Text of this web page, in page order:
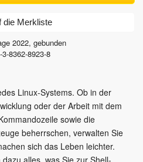
die Merkliste
2022, gebunden
3-8362-8923-8
Linux-Systems. Ob in der
oder der Arbeit mit dem
sowie die
beherrschen, verwalten Sie
sich das Leben leichter.
alles, was Sie zur Shell-